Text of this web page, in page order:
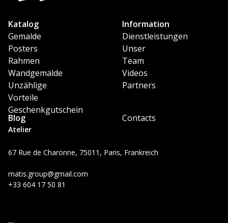
Atelier
67 Rue de Charonne, 75011, Paris, Frankreich
matis.group@gmail.com
+33 604 17 50 81
Katalog
Gemalde
Posters
Rahmen
Wandgemälde
Unzählige
Vorteile
Geschenkgutschein
Information
Dienstleistungen
Unser
Team
Videos
Partners
Blog Contacts